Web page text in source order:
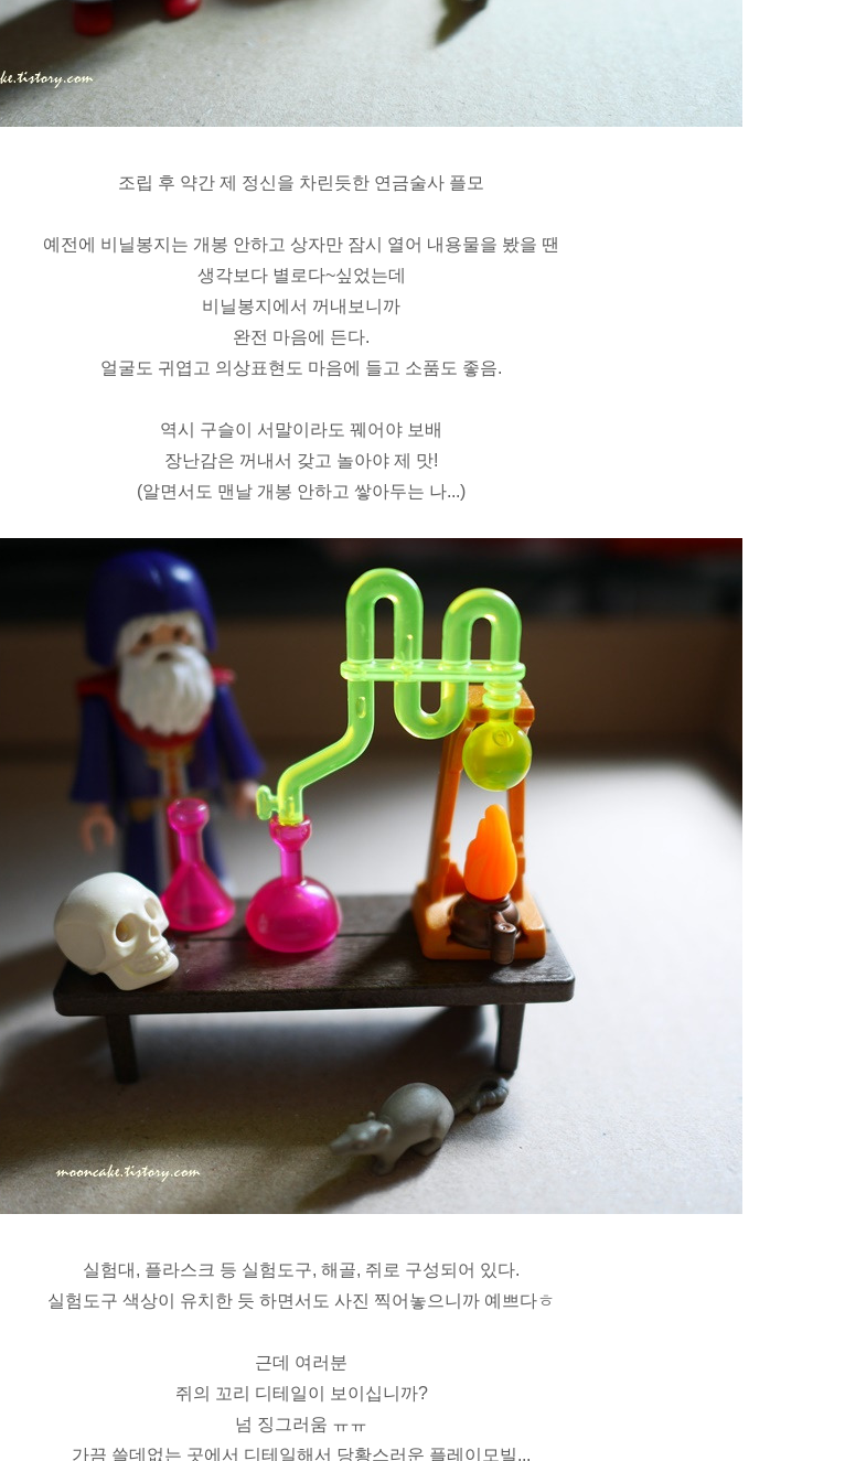
조립 후 약간 제 정신을 차린듯한 연금술사 플모
예전에 비닐봉지는 개봉 안하고 상자만 잠시 열어 내용물을 봤을 땐
생각보다 별로다~싶었는데
비닐봉지에서 꺼내보니까
완전 마음에 든다.
얼굴도 귀엽고 의상표현도 마음에 들고 소품도 좋음.
역시 구슬이 서말이라도 꿰어야 보배
장난감은 꺼내서 갖고 놀아야 제 맛!
(알면서도 맨날 개봉 안하고 쌓아두는 나...)
실험대, 플라스크 등 실험도구, 해골, 쥐로 구성되어 있다.
실험도구 색상이 유치한 듯 하면서도 사진 찍어놓으니까 예쁘다ㅎ
근데 여러분
쥐의 꼬리 디테일이 보이십니까?
넘 징그러움 ㅠㅠ
가끔 쓸데없는 곳에서 디테일해서 당황스러운 플레이모빌...